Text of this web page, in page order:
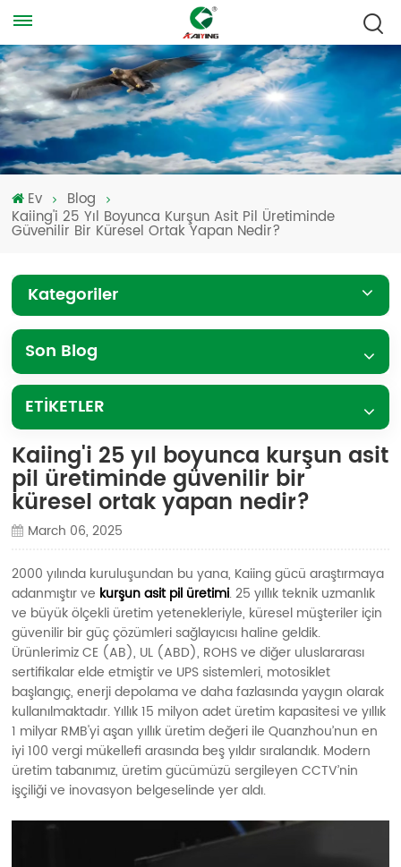
Ev
Blog
Kaiing'i 25 Yıl Boyunca Kurşun Asit Pil Üretiminde
Güvenilir Bir Küresel Ortak Yapan Nedir?
Kategoriler
Son Blog
ETİKETLER
Kaiing'i 25 yıl boyunca kurşun asit
pil üretiminde güvenilir bir
küresel ortak yapan nedir?
March 06, 2025
2000 yılında kuruluşundan bu yana, Kaiing gücü araştırmaya
adanmıştır ve kurşun asit pil üretimi. 25 yıllık teknik uzmanlık
ve büyük ölçekli üretim yetenekleriyle, küresel müşteriler için
güvenilir bir güç çözümleri sağlayıcısı haline geldik.
Ürünlerimiz CE (AB), UL (ABD), ROHS ve diğer uluslararası
sertifikalar elde etmiştir ve UPS sistemleri, motosiklet
başlangıç, enerji depolama ve daha fazlasında yaygın olarak
kullanılmaktadır. Yıllık 15 milyon adet üretim kapasitesi ve yıllık
1 milyar RMB'yi aşan yıllık üretim değeri ile Quanzhou’nun en
iyi 100 vergi mükellefi arasında beş yıldır sıralandık. Modern
üretim tabanımız, üretim gücümüzü sergileyen CCTV’nin
işçiliği ve inovasyon belgeselinde yer aldı.